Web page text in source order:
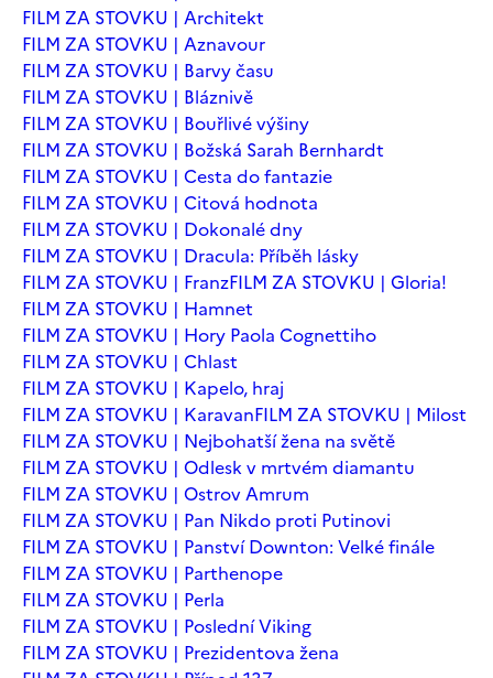
FILM ZA STOVKU | Architekt
FILM ZA STOVKU | Aznavour
FILM ZA STOVKU | Barvy času
FILM ZA STOVKU | Bláznivě
FILM ZA STOVKU | Bouřlivé výšiny
FILM ZA STOVKU | Božská Sarah Bernhardt
FILM ZA STOVKU | Cesta do fantazie
FILM ZA STOVKU | Citová hodnota
FILM ZA STOVKU | Dokonalé dny
FILM ZA STOVKU | Dracula: Příběh lásky
FILM ZA STOVKU | FranzFILM ZA STOVKU | Gloria!
FILM ZA STOVKU | Hamnet
FILM ZA STOVKU | Hory Paola Cognettiho
FILM ZA STOVKU | Chlast
FILM ZA STOVKU | Kapelo, hraj
FILM ZA STOVKU | KaravanFILM ZA STOVKU | Milost
FILM ZA STOVKU | Nejbohatší žena na světě
FILM ZA STOVKU | Odlesk v mrtvém diamantu
FILM ZA STOVKU | Ostrov Amrum
FILM ZA STOVKU | Pan Nikdo proti Putinovi
FILM ZA STOVKU | Panství Downton: Velké finále
FILM ZA STOVKU | Parthenope
FILM ZA STOVKU | Perla
FILM ZA STOVKU | Poslední Viking
FILM ZA STOVKU | Prezidentova žena